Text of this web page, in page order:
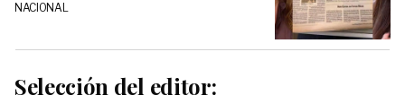
NACIONAL
Selección del editor: